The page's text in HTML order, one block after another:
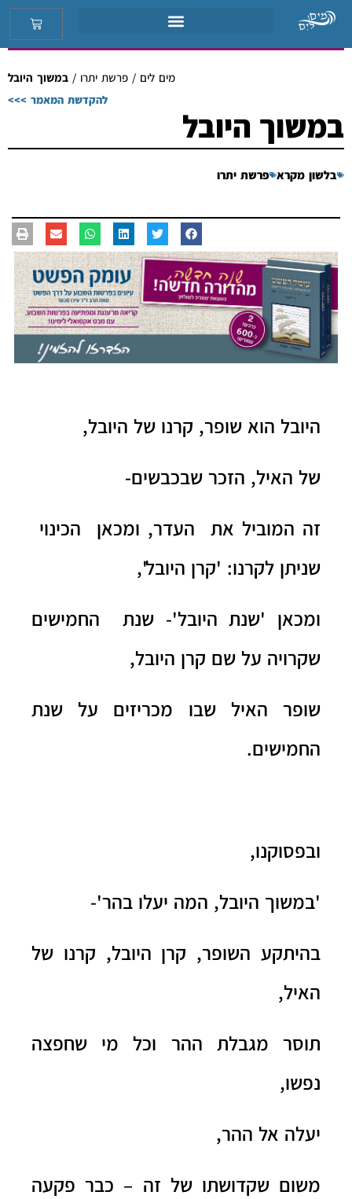
מים לים / פרשת יתרו / במשוך היובל
להקדשת המאמר >>>
במשוך היובל
בלשון מקרא פרשת יתרו
היובל הוא שופר, קרנו של היובל,
של האיל, הזכר שבכבשים-
זה המוביל את העדר, ומכאן הכינוי
שניתן לקרנו: 'קרן היובל',
ומכאן 'שנת היובל'- שנת החמישים
שקרויה על שם קרן היובל,
שופר האיל שבו מכריזים על שנת
החמישים.
ובפסוקנו,
'במשוך היובל, המה יעלו בהר'-
בהיתקע השופר, קרן היובל, קרנו של
האיל,
תוסר מגבלת ההר וכל מי שחפצה
נפשו,
יעלה אל ההר,
משום שקדושתו של זה – כבר פקעה